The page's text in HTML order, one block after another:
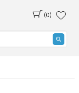
(0)